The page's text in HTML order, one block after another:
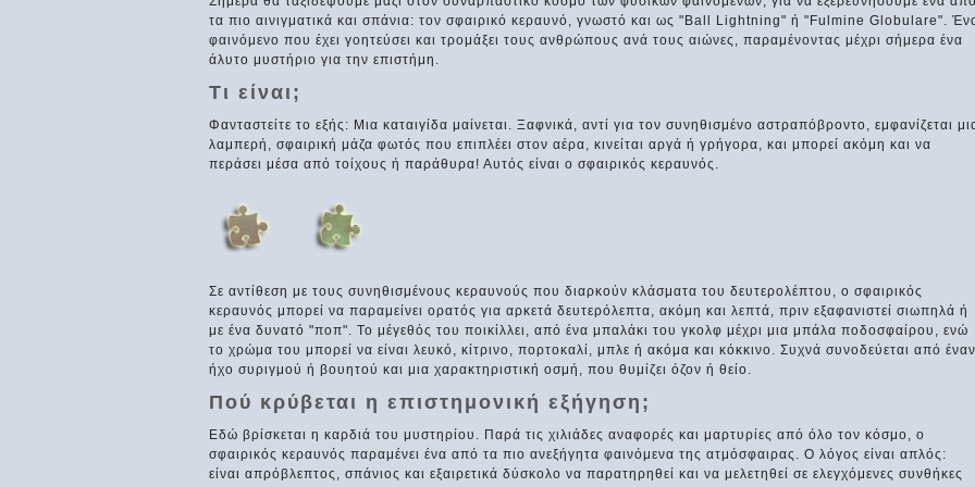
τα πιο αινιγματικά και σπάνια: τον σφαιρικό κεραυνό, γνωστό και ως "Ball Lightning" ή "Fulmine Globulare".
φαινόμενο που έχει γοητεύσει και τρομάξει τους ανθρώπους ανά τους αιώνες, παραμένοντας μέχρι σήμερα ένα
άλυτο μυστήριο για την επιστήμη.
Τι είναι;
Φανταστείτε το εξής: Μια καταιγίδα μαίνεται. Ξαφνικά, αντί για τον συνηθισμένο αστραπόβροντο, εμφανίζεται
λαμπερή, σφαιρική μάζα φωτός που επιπλέει στον αέρα, κινείται αργά ή γρήγορα, και μπορεί ακόμη και να
περάσει μέσα από τοίχους ή παράθυρα! Αυτός είναι ο σφαιρικός κεραυνός.
Σε αντίθεση με τους συνηθισμένους κεραυνούς που διαρκούν κλάσματα του δευτερολέπτου, ο σφαιρικός
κεραυνός μπορεί να παραμείνει ορατός για αρκετά δευτερόλεπτα, ακόμη και λεπτά, πριν εξαφανιστεί σιωπηλά ή
με ένα δυνατό "ποπ". Το μέγεθός του ποικίλλει, από ένα μπαλάκι του γκολφ μέχρι μια μπάλα ποδοσφαίρου, ενώ
το χρώμα του μπορεί να είναι λευκό, κίτρινο, πορτοκαλί, μπλε ή ακόμα και κόκκινο. Συχνά συνοδεύεται από έναν
ήχο συριγμού ή βουητού και μια χαρακτηριστική οσμή, που θυμίζει όζον ή θείο.
Πού κρύβεται η επιστημονική εξήγηση;
Εδώ βρίσκεται η καρδιά του μυστηρίου. Παρά τις χιλιάδες αναφορές και μαρτυρίες από όλο τον κόσμο, ο
σφαιρικός κεραυνός παραμένει ένα από τα πιο ανεξήγητα φαινόμενα της ατμόσφαιρας. Ο λόγος είναι απλός:
είναι απρόβλεπτος, σπάνιος και εξαιρετικά δύσκολο να παρατηρηθεί και να μελετηθεί σε ελεγχόμενες συνθήκες